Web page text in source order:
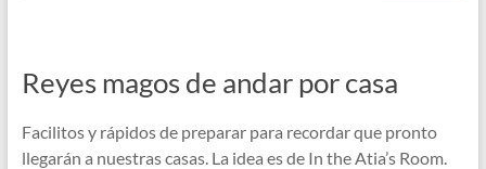
Reyes magos de andar por casa
Facilitos y rápidos de preparar para recordar que pronto
llegarán a nuestras casas. La idea es de In the Atia’s Room.